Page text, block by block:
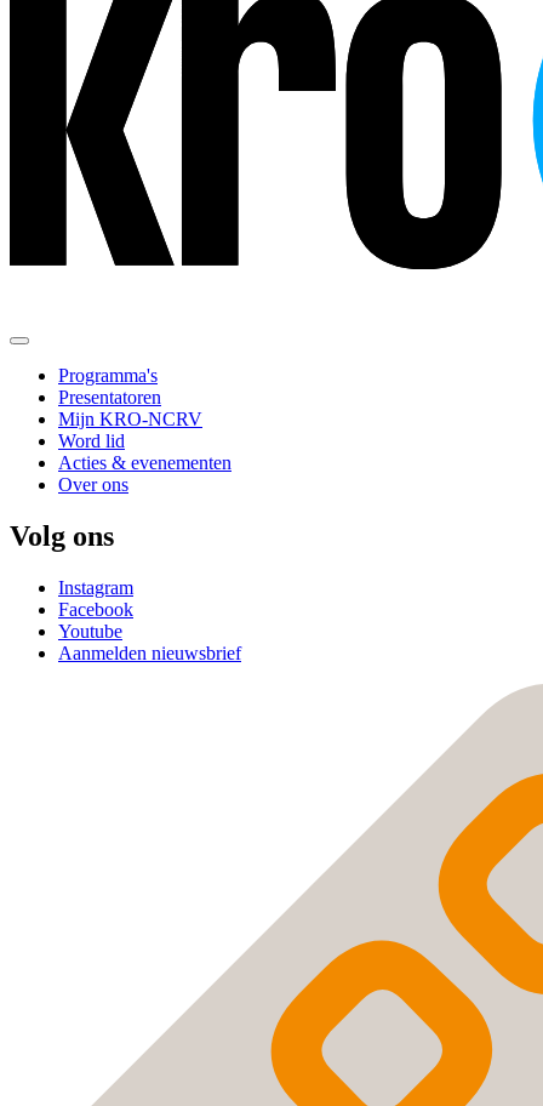
Programma's
Presentatoren
Mijn KRO-NCRV
Word lid
Acties & evenementen
Over ons
Volg ons
Instagram
Facebook
Youtube
Aanmelden nieuwsbrief